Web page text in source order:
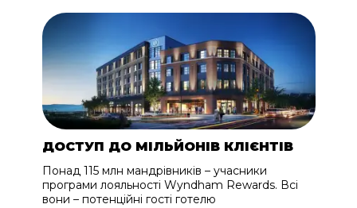
ДОСТУП ДО МІЛЬЙОНІВ КЛІЄНТІВ
Понад 115 млн мандрівників – учасники
програми лояльності Wyndham Rewards. Всі
вони – потенційні гості готелю